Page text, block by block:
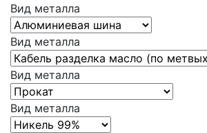
Вид металла
Вид металла
Вид металла
Вид металла